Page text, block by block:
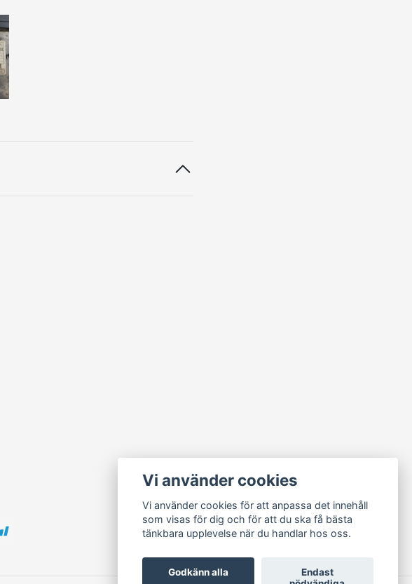
Vi använder cookies
Vi använder cookies för att anpassa det innehåll
som visas för dig och för att du ska få bästa
tänkbara upplevelse när du handlar hos oss.
Godkänn alla
Endast